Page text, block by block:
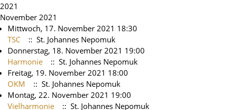
2021
November 2021
Mittwoch, 17. November 2021 18:30
TSC
:: St. Johannes Nepomuk
Donnerstag, 18. November 2021 19:00
Harmonie
:: St. Johannes Nepomuk
Freitag, 19. November 2021 18:00
OKM
:: St. Johannes Nepomuk
Montag, 22. November 2021 19:00
Vielharmonie
:: St. Johannes Nepomuk